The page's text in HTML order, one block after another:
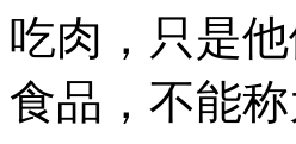
吃肉，只是
食品，不能